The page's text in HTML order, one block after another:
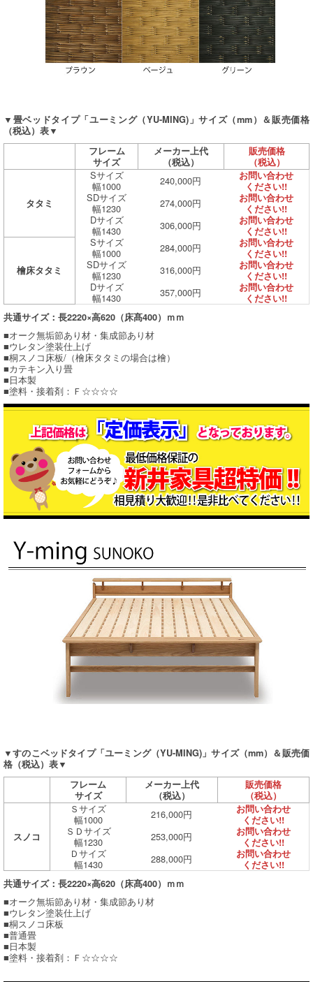
▼畳ベッドタイプ「ユーミング（YU-MING)」サイズ（mm）＆販売価格
（税込）表▼
フレーム
サイズ
メーカー上代
（税込）
販売価格
（税込）
タタミ
Sサイズ
幅1000
240,000円
お問い合わせ
ください!!
SDサイズ
幅1230
274,000円
お問い合わせ
ください!!
Dサイズ
幅1430
306,000円
お問い合わせ
ください!!
檜床タタミ
Sサイズ
幅1000
284,000円
お問い合わせ
ください!!
SDサイズ
幅1230
316,000円
お問い合わせ
ください!!
Dサイズ
幅1430
357,000円
お問い合わせ
ください!!
共通サイズ：長2220×高620（床髙400）ｍｍ
■オーク無垢節あり材・集成節あり材
■ウレタン塗装仕上げ
■桐スノコ床板/（檜床タタミの場合は檜）
■カテキン入り畳
■日本製
■塗料・接着剤：Ｆ☆☆☆☆
▼すのこベッドタイプ「ユーミング（YU-MING)」サイズ（mm）＆販売価
格（税込）表▼
フレーム
サイズ
メーカー上代
（税込）
販売価格
（税込）
スノコ
Ｓサイズ
幅1000
216,000円
お問い合わせ
ください!!
ＳＤサイズ
幅1230
253,000円
お問い合わせ
ください!!
Ｄサイズ
幅1430
288,000円
お問い合わせ
ください!!
共通サイズ：長2220×高620（床髙400）ｍｍ
■オーク無垢節あり材・集成節あり材
■ウレタン塗装仕上げ
■桐スノコ床板
■普通畳
■日本製
■塗料・接着剤：Ｆ☆☆☆☆